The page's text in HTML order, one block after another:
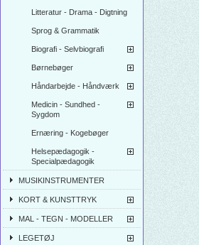
Litteratur - Drama - Digtning
Sprog & Grammatik
Biografi - Selvbiografi
Børnebøger
Håndarbejde - Håndværk
Medicin - Sundhed -
Sygdom
Ernæring - Kogebøger
Helsepædagogik -
Specialpædagogik
MUSIKINSTRUMENTER
KORT & KUNSTTRYK
MAL - TEGN - MODELLER
LEGETØJ